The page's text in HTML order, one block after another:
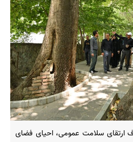
ارتقای سلامت عمومی، احیای فضای